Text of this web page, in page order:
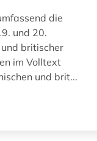
die
und 20.
britischer
im Volltext
und brit...